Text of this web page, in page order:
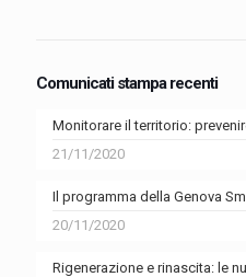
Comunicati stampa recenti
Monitorare il territorio:
21/11/2020
Il programma della Genova
20/11/2020
Rigenerazione e rinascita: le